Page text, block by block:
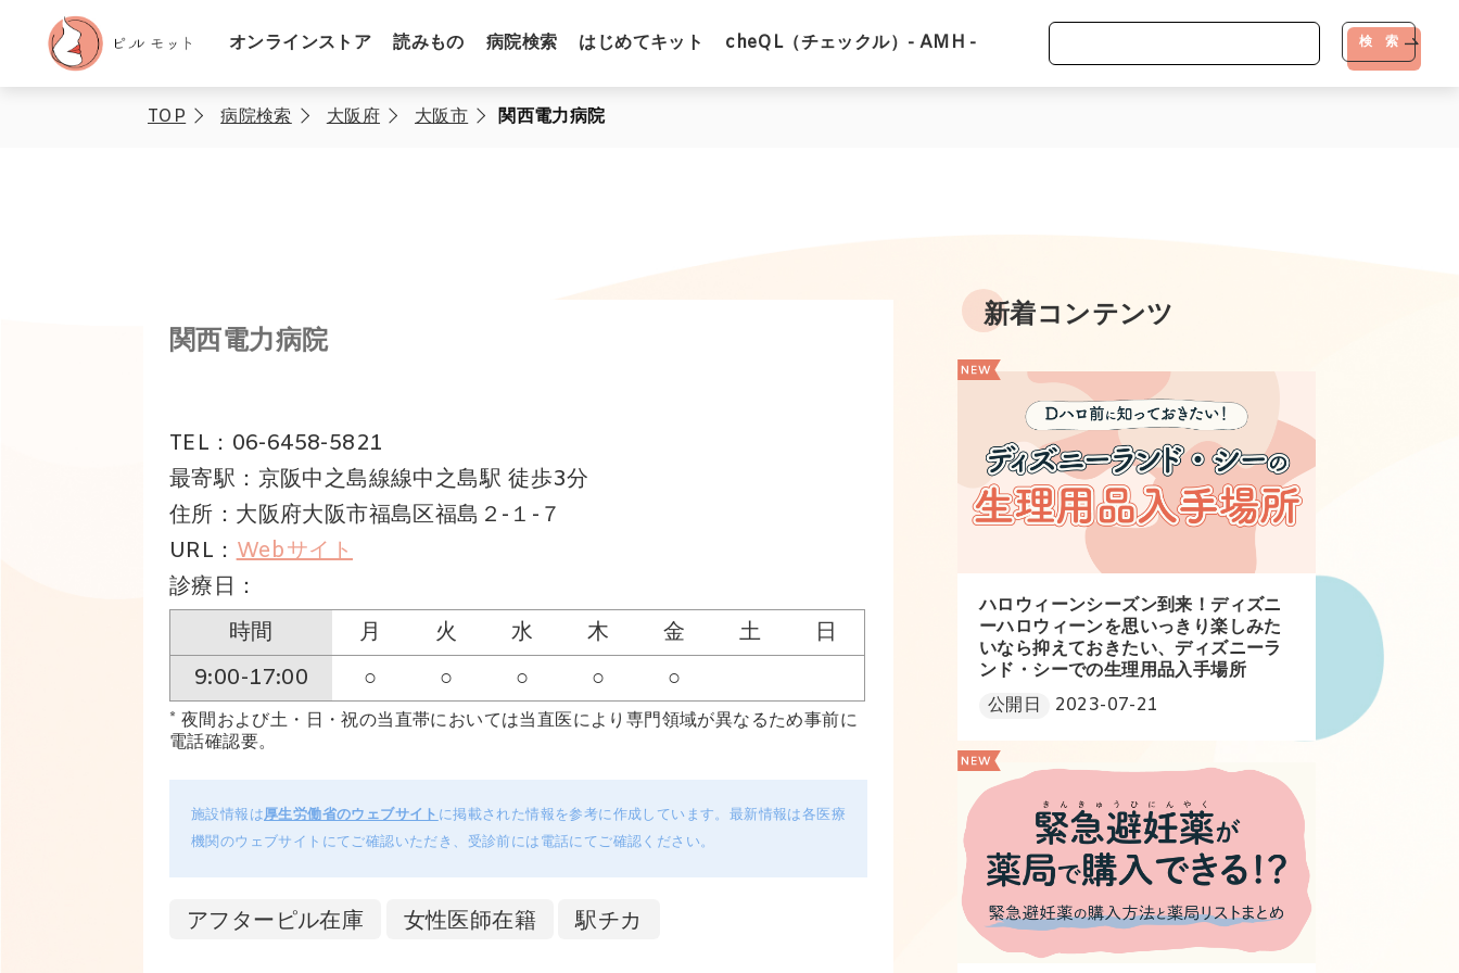
オンラインストア 読みもの 病院検索 はじめてキット cheQL（チェックル）- AMH - 検 索
TOP 病院検索 大阪府 大阪市 関西電力病院
関西電力病院
TEL：06-6458-5821
最寄駅：京阪中之島線線中之島駅 徒歩3分
住所：大阪府大阪市福島区福島２-１-７
URL：Webサイト
診療日：
時間
月 火 水 木 金 土
日
9:00-17:00
○ ○ ○ ○ ○
* 夜間および土・日・祝の当直帯においては当直医により専門領域が異なるため事前に
電話確認要。
施設情報は厚生労働省のウェブサイト に掲載された情報を参考に作成しています。最新情報は各医療
機関のウェブサイトにてご確認いただき、受診前には電話にてご確認ください。
アフターピル在庫 女性医師在籍 駅チカ
新着コンテンツ
ハロウィーンシーズン到来！ディズニ
ーハロウィーンを思いっきり楽しみた
いなら抑えておきたい、ディズニーラ
ンド・シーでの生理用品入手場所
公開日
2023-07-21